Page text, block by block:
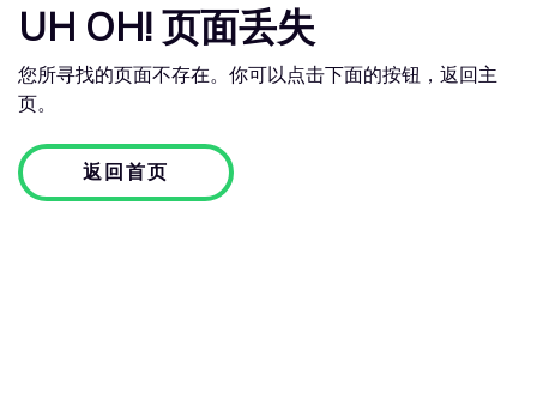
UH OH! 页面丢失
您所寻找的页面不存在。你可以点击下面的按钮，返回主
页。
返回首页